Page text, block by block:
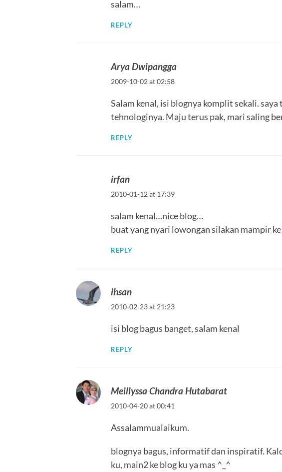
salam…
REPLY
Arya Dwipangga
2009-10-02 at 02:58
Salam kenal, isi blognya komplit sekali.
tehnologinya. Maju terus pak, mari saling
REPLY
irfan
2010-01-12 at 17:39
salam kenal…nice blog…
buat yang nyari lowongan silakan mampir ke
REPLY
ihsan
2010-02-23 at 21:23
isi blog bagus banget, salam kenal
REPLY
Meillyssa Chandra Hutabarat
2010-04-20 at 00:41
Assalammualaikum.
blognya bagus, informatif dan inspiratif.
ku, main2 ke blog ku ya mas ^_^